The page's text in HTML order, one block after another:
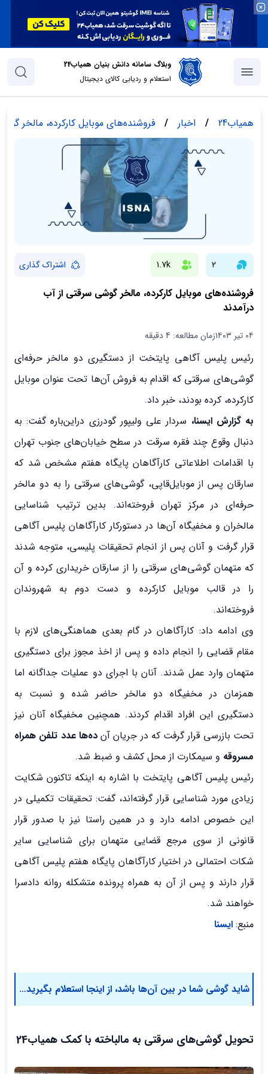
وبلاگ سامانه دانش بنیان همیاب24
استعلام و ردیابی کالای دیجیتال
همیاب24 / اخبار / فروشنده‌های موبایل کارکرده، مالخر
2
1.7k اشتراک گذاری
فروشنده‌های موبایل کارکرده، مالخر گوشی سرقتی از آب
درآمدند
۰۴ تیر ۱۴۰۳ زمان مطالعه: 4 دقیقه
رئیس پلیس آگاهی پایتخت از دستگیری دو مالخر حرفه‌ای
گوشی‌های سرقتی که اقدام به فروش آن‌ها تحت عنوان موبایل
کارکرده، کرده بودند، خبر داد.
به گزارش ایسنا، سردار علی ولیپور گودرزی دراین‌باره گفت: به
دنبال وقوع چند فقره سرقت در سطح خیابان‌های جنوب تهران
با اقدامات اطلاعاتی کارآگاهان پایگاه هفتم مشخص شد که
سارقان پس از موبایل‌قاپی، گوشی‌های سرقتی را به دو مالخر
حرفه‌ای در مرکز تهران فروخته‌اند. بدین ترتیب شناسایی
مالخران و مخفیگاه آن‌ها در دستورکار کارآگاهان پلیس آگاهی
قرار گرفت و آنان پس از انجام تحقیقات پلیسی، متوجه شدند
که متهمان گوشی‌های سرقتی را از سارقان خریداری کرده و آن
را در قالب موبایل کارکرده و دست دوم به شهروندان
فروخته‌اند.
وی ادامه داد: کارآگاهان در گام بعدی هماهنگی‌های لازم با
مقام قضایی را انجام داده و پس از اخذ مجوز برای دستگیری
متهمان وارد عمل شدند. آنان با اجرای دو عملیات جداگانه اما
همزمان در مخفیگاه دو مالخر حاضر شده و نسبت به
دستگیری این افراد اقدام کردند. همچنین مخفیگاه آنان نیز
تحت بازرسی قرار گرفت که در جریان آنده‌ها عدد تلفن همراه
مسروقه و سیمکارت از محل کشف و ضبط شد.
رئیس پلیس آگاهی پایتخت با اشاره به اینکه تاکنون شکایت
زیادی مورد شناسایی قرار گرفته‌اند، گفت: تحقیقات تکمیلی در
این خصوص ادامه دارد و در همین راستا نیز با صدور قرار
قانونی از سوی مرجع قضایی متهمان برای شناسایی سایر
شکات احتمالی در اختیار کارآگاهان پایگاه هفتم پلیس آگاهی
قرار دارند و پس از آن به همراه پرونده متشکله روانه دادسرا
خواهند شد.
منبع: ایسنا
شاید گوشی شما در بین آن‌ها باشد، از اینجا استعلام بگیرید…
تحویل گوشی‌های سرقتی به مالباخته با کمک همیاب24